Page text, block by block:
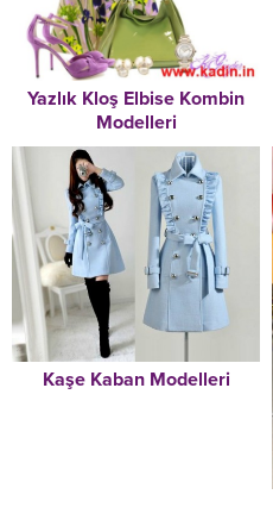
Yazlık Kloş Elbise Kombin
Modelleri
Kaşe Kaban Modelleri